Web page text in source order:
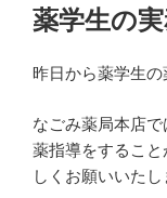
稿
日:
薬学生の実
昨日から薬学生の
なごみ薬局本店
薬指導をするこ
しくお願いいたし